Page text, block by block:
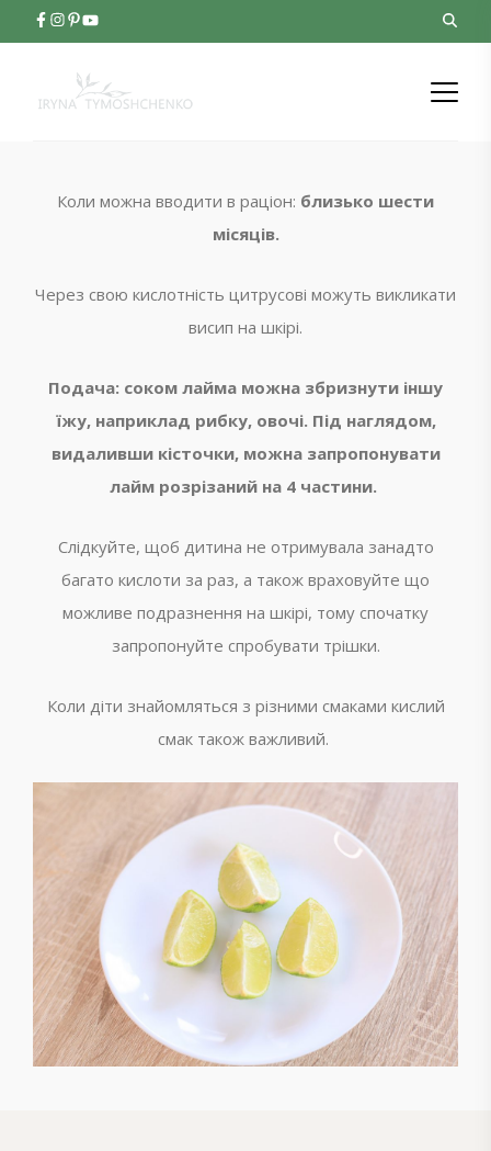
Коли можна вводити в раціон: близько шести
місяців.
Через свою кислотність цитрусові можуть викликати
висип на шкірі.
Подача: соком лайма можна збризнути іншу
їжу, наприклад рибку, овочі. Під наглядом,
видаливши кісточки, можна запропонувати
лайм розрізаний на 4 частини.
Слідкуйте, щоб дитина не отримувала занадто
багато кислоти за раз, а також враховуйте що
можливе подразнення на шкірі, тому спочатку
запропонуйте спробувати трішки.
Коли діти знайомляться з різними смаками кислий
смак також важливий.